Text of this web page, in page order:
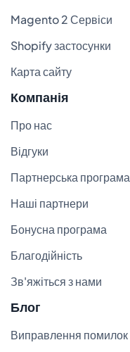
Magento 2 Сервіси
Shopify застосунки
Карта сайту
Компанія
Про нас
Відгуки
Партнерська програма
Наші партнери
Бонусна програма
Благодійність
Зв'яжіться з нами
Блог
Виправлення помилок